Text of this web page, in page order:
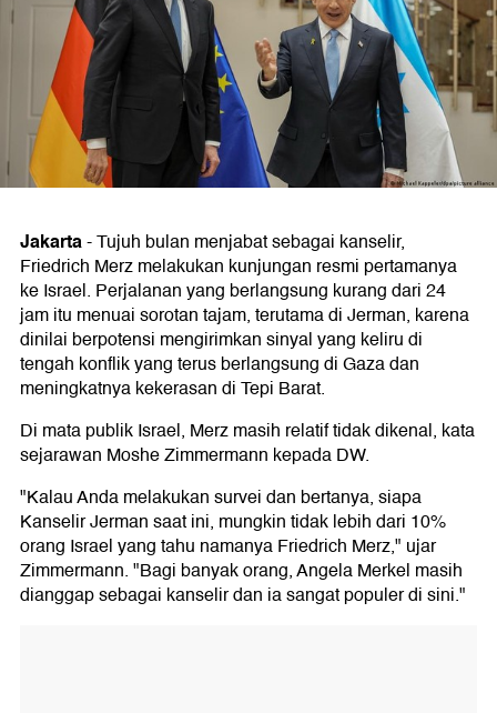
Jakarta-Tujuh bulan menjabat sebagai kanselir,
Friedrich Merz melakukan kunjungan resmi pertamanya
ke Israel. Perjalanan yang berlangsung kurang dari 24
jam itu menuai sorotan tajam, terutama di Jerman, karena
dinilai berpotensi mengirimkan sinyal yang keliru di
tengah konflik yang terus berlangsung di Gaza dan
meningkatnya kekerasan di Tepi Barat.
Di mata publik Israel, Merz masih relatif tidak dikenal, kata
sejarawan Moshe Zimmermann kepada DW.
"Kalau Anda melakukan survei dan bertanya, siapa
Kanselir Jerman saat ini, mungkin tidak lebih dari 10%
orang Israel yang tahu namanya Friedrich Merz," ujar
Zimmermann. "Bagi banyak orang, Angela Merkel masih
dianggap sebagai kanselir dan ia sangat populer di sini."